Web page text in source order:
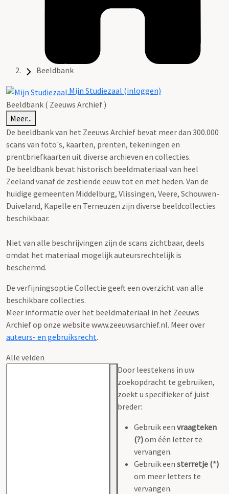
Beeldbank
Mijn Studiezaal (inloggen)
Beeldbank ( Zeeuws Archief )
Meer...
De beeldbank van het Zeeuws Archief bevat meer dan 300.000
scans van foto's, kaarten, prenten, tekeningen en
prentbriefkaarten uit diverse archieven en collecties.
De beeldbank bevat historisch beeldmateriaal van heel
Zeeland vanaf de zestiende eeuw tot en met heden. Van de
huidige gemeenten Middelburg, Vlissingen, Veere, Schouwen-
Duiveland, Kapelle en Terneuzen zijn diverse beeldcollecties
beschikbaar.
Niet van alle beschrijvingen zijn de scans zichtbaar, deels
omdat het materiaal mogelijk auteursrechtelijk is
beschermd.
De verfijningsoptie Collectie geeft een overzicht van alle
beschikbare collecties.
Meer informatie over het beeldmateriaal in het Zeeuws
Archief op onze website www.zeeuwsarchief.nl. Meer over
auteurs- en gebruiksrecht.
Alle velden
Door leestekens in uw
zoekopdracht te gebruiken,
zoekt u specifieker of juist
breder:
Gebruik een vraagteken
(?)om één letter te
vervangen.
Gebruik een sterretje (*)
om meer letters te
vervangen.